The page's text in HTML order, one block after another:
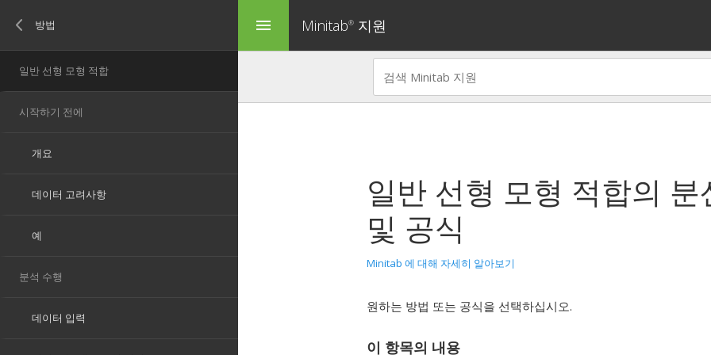
menu Minitab® 지원
일반 선형 모형 적합의 분
및 공식
Minitab 에 대해 자세히 알아보기
원하는 방법 또는 공식을 선택하십시오.
이 항목의 내용